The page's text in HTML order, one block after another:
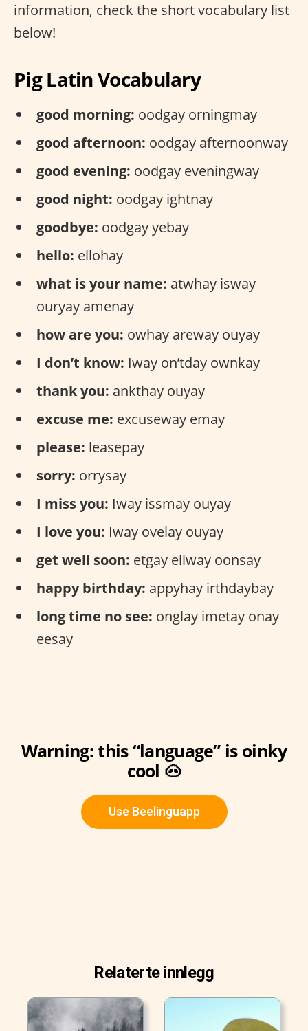
information, check the short vocabulary list
below!
Pig Latin Vocabulary
good morning: oodgay orningmay
good afternoon: oodgay afternoonway
good evening: oodgay eveningway
good night: oodgay ightnay
goodbye: oodgay yebay
hello: ellohay
what is your name: atwhay isway
ouryay amenay
how are you: owhay areway ouyay
I don’t know: Iway on’tday ownkay
thank you: ankthay ouyay
excuse me: excuseway emay
please: leasepay
sorry: orrysay
I miss you: Iway issmay ouyay
I love you: Iway ovelay ouyay
get well soon: etgay ellway oonsay
happy birthday: appyhay irthdaybay
long time no see: onglay imetay onay
eesay
Warning: this “language” is oinky
cool 🐽
Use Beelinguapp
Relaterte innlegg